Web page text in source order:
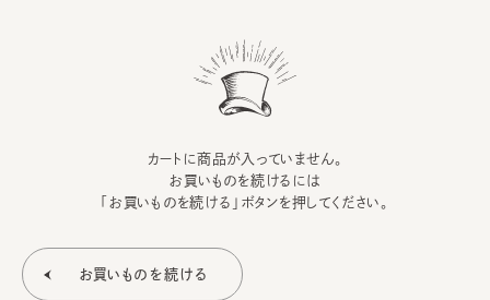
カートに商品が入っていません。
お買いものを続けるには
「お買いものを続ける」ボタンを押してください。